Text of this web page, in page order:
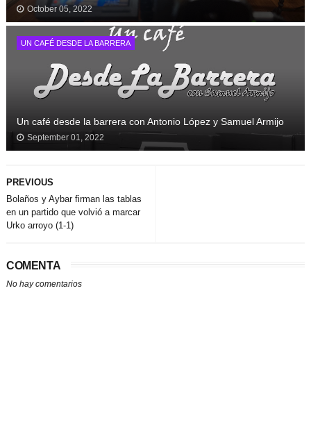
October 05, 2022
UN CAFÉ DESDE LA BARRERA
Un café desde la barrera con Antonio López y Samuel Armijo
September 01, 2022
PREVIOUS
Bolaños y Aybar firman las tablas
en un partido que volvió a marcar
Urko arroyo (1-1)
COMENTA
No hay comentarios